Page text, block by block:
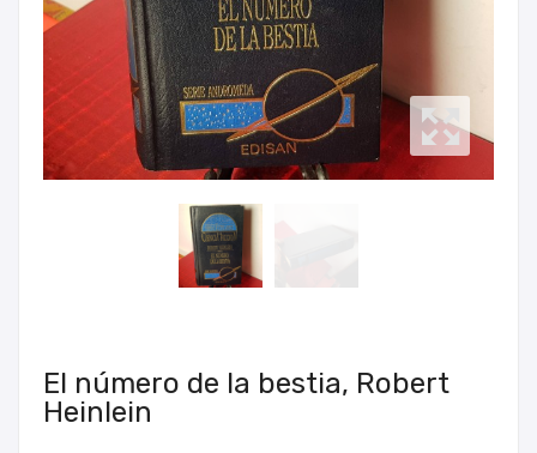
El número de la bestia, Robert
Heinlein